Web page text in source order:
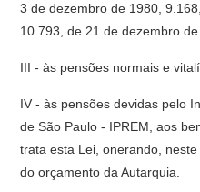
3 de dezembro de 1980,
10.793, de 21 de dezembro
III - às pensões normais e
IV - às pensões devidas pelo
de São Paulo - IPREM, aos
trata esta Lei, onerando,
do orçamento da Autarquia.